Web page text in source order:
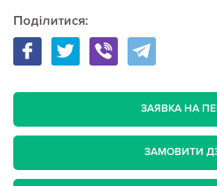
Поділитися:
ЗАЯВКА НА
ЗАМОВИТИ